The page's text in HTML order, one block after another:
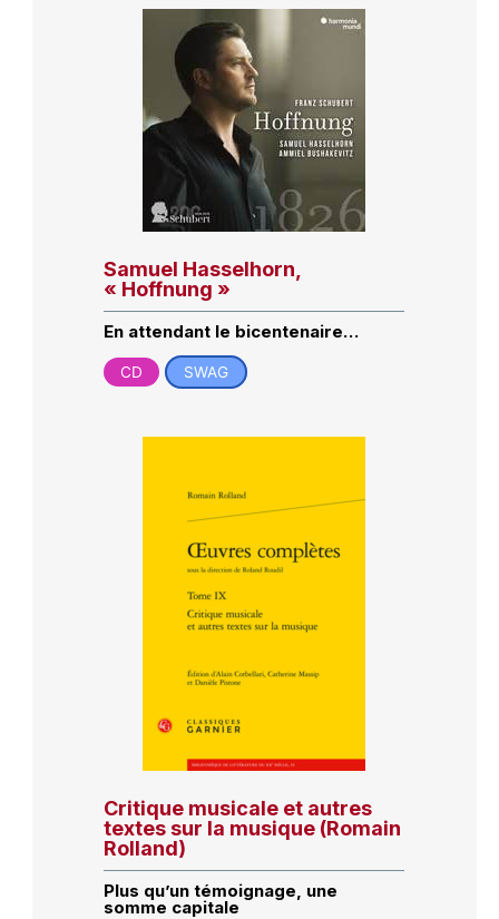
Samuel Hasselhorn,
« Hoffnung »
En attendant le bicentenaire…
CD SWAG
Critique musicale et autres
textes sur la musique (Romain
Rolland)
Plus qu’un témoignage, une
somme capitale